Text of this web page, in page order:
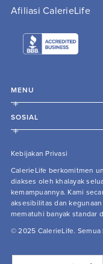
Afiliasi CalerieLife
MENU
SOSIAL
CalerieLife berkomitmen
diakses oleh khalayak
kemampuannya. Kami
aksesibilitas dan
mematuhi banyak standar
© 2025 CalerieLife.
Kebijakan Privasi